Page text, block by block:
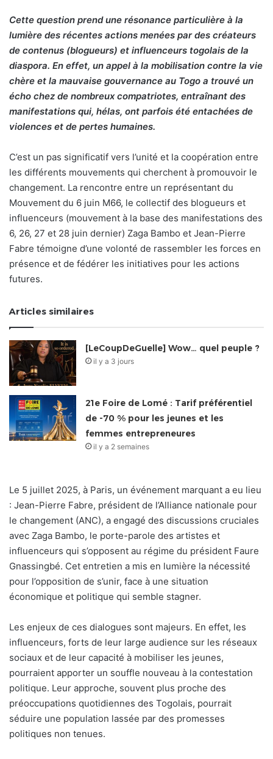
Cette question prend une résonance particulière à la
lumière des récentes actions menées par des créateurs
de contenus (blogueurs) et influenceurs togolais de la
diaspora. En effet, un appel à la mobilisation contre la vie
chère et la mauvaise gouvernance au Togo a trouvé un
écho chez de nombreux compatriotes, entraînant des
manifestations qui, hélas, ont parfois été entachées de
violences et de pertes humaines.
C’est un pas significatif vers l’unité et la coopération entre
les différents mouvements qui cherchent à promouvoir le
changement. La rencontre entre un représentant du
Mouvement du 6 juin M66, le collectif des blogueurs et
influenceurs (mouvement à la base des manifestations des
6, 26, 27 et 28 juin dernier) Zaga Bambo et Jean-Pierre
Fabre témoigne d’une volonté de rassembler les forces en
présence et de fédérer les initiatives pour les actions
futures.
Articles similaires
[LeCoupDeGuelle] Wow… quel peuple ?
il y a 3 jours
21e Foire de Lomé : Tarif préférentiel
de -70 % pour les jeunes et les
femmes entrepreneures
il y a 2 semaines
Le 5 juillet 2025, à Paris, un événement marquant a eu lieu
: Jean-Pierre Fabre, président de l’Alliance nationale pour
le changement (ANC), a engagé des discussions cruciales
avec Zaga Bambo, le porte-parole des artistes et
influenceurs qui s’opposent au régime du président Faure
Gnassingbé. Cet entretien a mis en lumière la nécessité
pour l’opposition de s’unir, face à une situation
économique et politique qui semble stagner.
Les enjeux de ces dialogues sont majeurs. En effet, les
influenceurs, forts de leur large audience sur les réseaux
sociaux et de leur capacité à mobiliser les jeunes,
pourraient apporter un souffle nouveau à la contestation
politique. Leur approche, souvent plus proche des
préoccupations quotidiennes des Togolais, pourrait
séduire une population lassée par des promesses
politiques non tenues.